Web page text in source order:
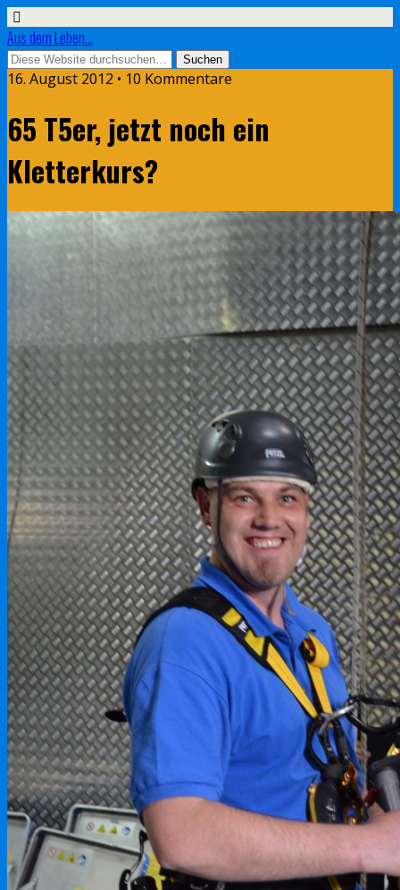
Aus dem Leben...
16. August 2012 • 10 Kommentare
65 T5er, jetzt noch ein
Kletterkurs?